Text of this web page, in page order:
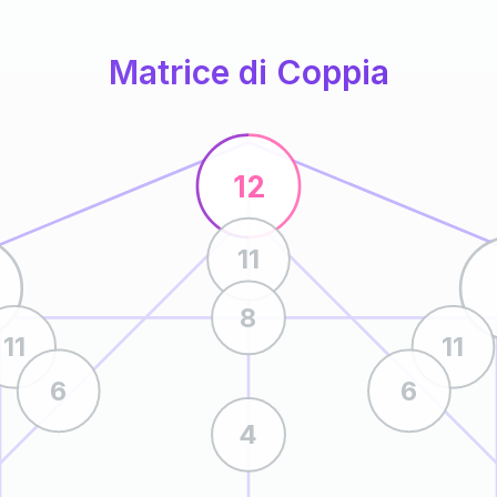
Matrice di Coppia
12
11
8
4
11
6
11
6